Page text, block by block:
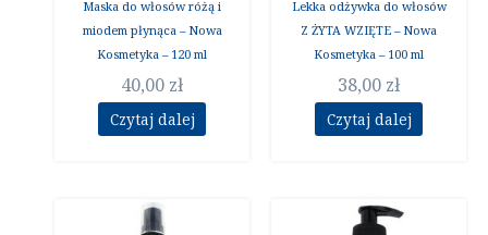
Maska do włosów różą i
miodem płynąca – Nowa
Kosmetyka – 120 ml
40,00 zł
Czytaj dalej
Lekka odżywka do włosów
Z ŻYTA WZIĘTE – Nowa
Kosmetyka – 100 ml
38,00 zł
Czytaj dalej